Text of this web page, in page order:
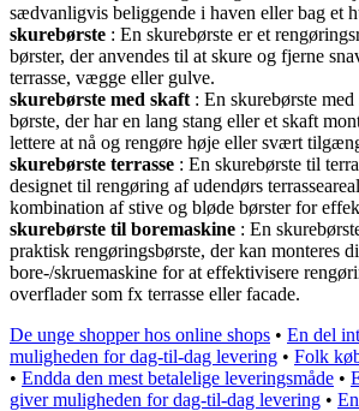
sædvanligvis beliggende i haven eller bag et
skurebørste : En skurebørste er et
børster, der anvendes til at skure og fjerne
terrasse, vægge eller gulve.
skurebørste med skaft : En skurebørste
børste, der har en lang stang eller et skaft
lettere at nå og rengøre høje eller svært
skurebørste terrasse : En skurebørste til
designet til rengøring af udendørs
kombination af stive og bløde børster for
skurebørste til boremaskine : En
praktisk rengøringsbørste, der kan monteres
bore-/skruemaskine for at effektivisere
overflader som fx terrasse eller facade.
De unge shopper hos online shops • En del
muligheden for dag-til-dag levering • Folk
• Endda den mest betalelige leveringsmåde •
giver muligheden for dag-til-dag levering •